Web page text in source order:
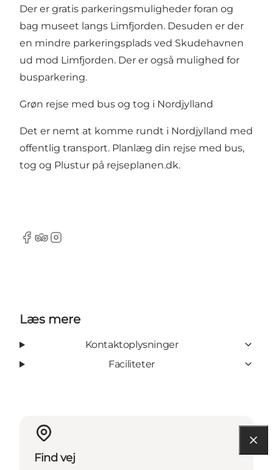
Der er gratis parkeringsmuligheder foran og
bag museet langs Limfjorden. Desuden er der
en mindre parkeringsplads ved Skudehavnen
ud mod Limfjorden. Der er også mulighed for
busparkering.
Grøn rejse med bus og tog i Nordjylland
Det er nemt at komme rundt i Nordjylland med
offentlig transport. Planlæg din rejse med bus,
tog og Plustur på rejseplanen.dk.
Facebook
TripAdvisor
Instagram
Læs mere
Kontaktoplysninger
Faciliteter
Find vej